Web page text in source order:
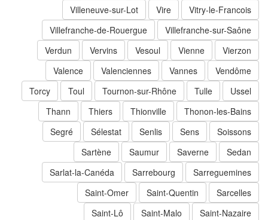
Vitry-le-Francois
Villeneuve-sur-Lot
Villefranche-sur-Saône
Villefranche-de-Rouergue
Vierzon
Vienne
Vesoul
Vervins
Verdun
Vendôme
Vannes
Valenciennes
Valence
Ussel
Tulle
Tournon-sur-Rhône
Torcy
Thonon-les-Bains
Thionville
Thiers
Thann
Soissons
Sens
Senlis
Sélestat
Segré
Sedan
Saverne
Saumur
Sartène
Sarreguemines
Sarrebourg
Sarlat-la-Canéda
Sarcelles
Saint-Quentin
Saint-Omer
Saint-Nazaire
Saint-Malo
Saint-Lô